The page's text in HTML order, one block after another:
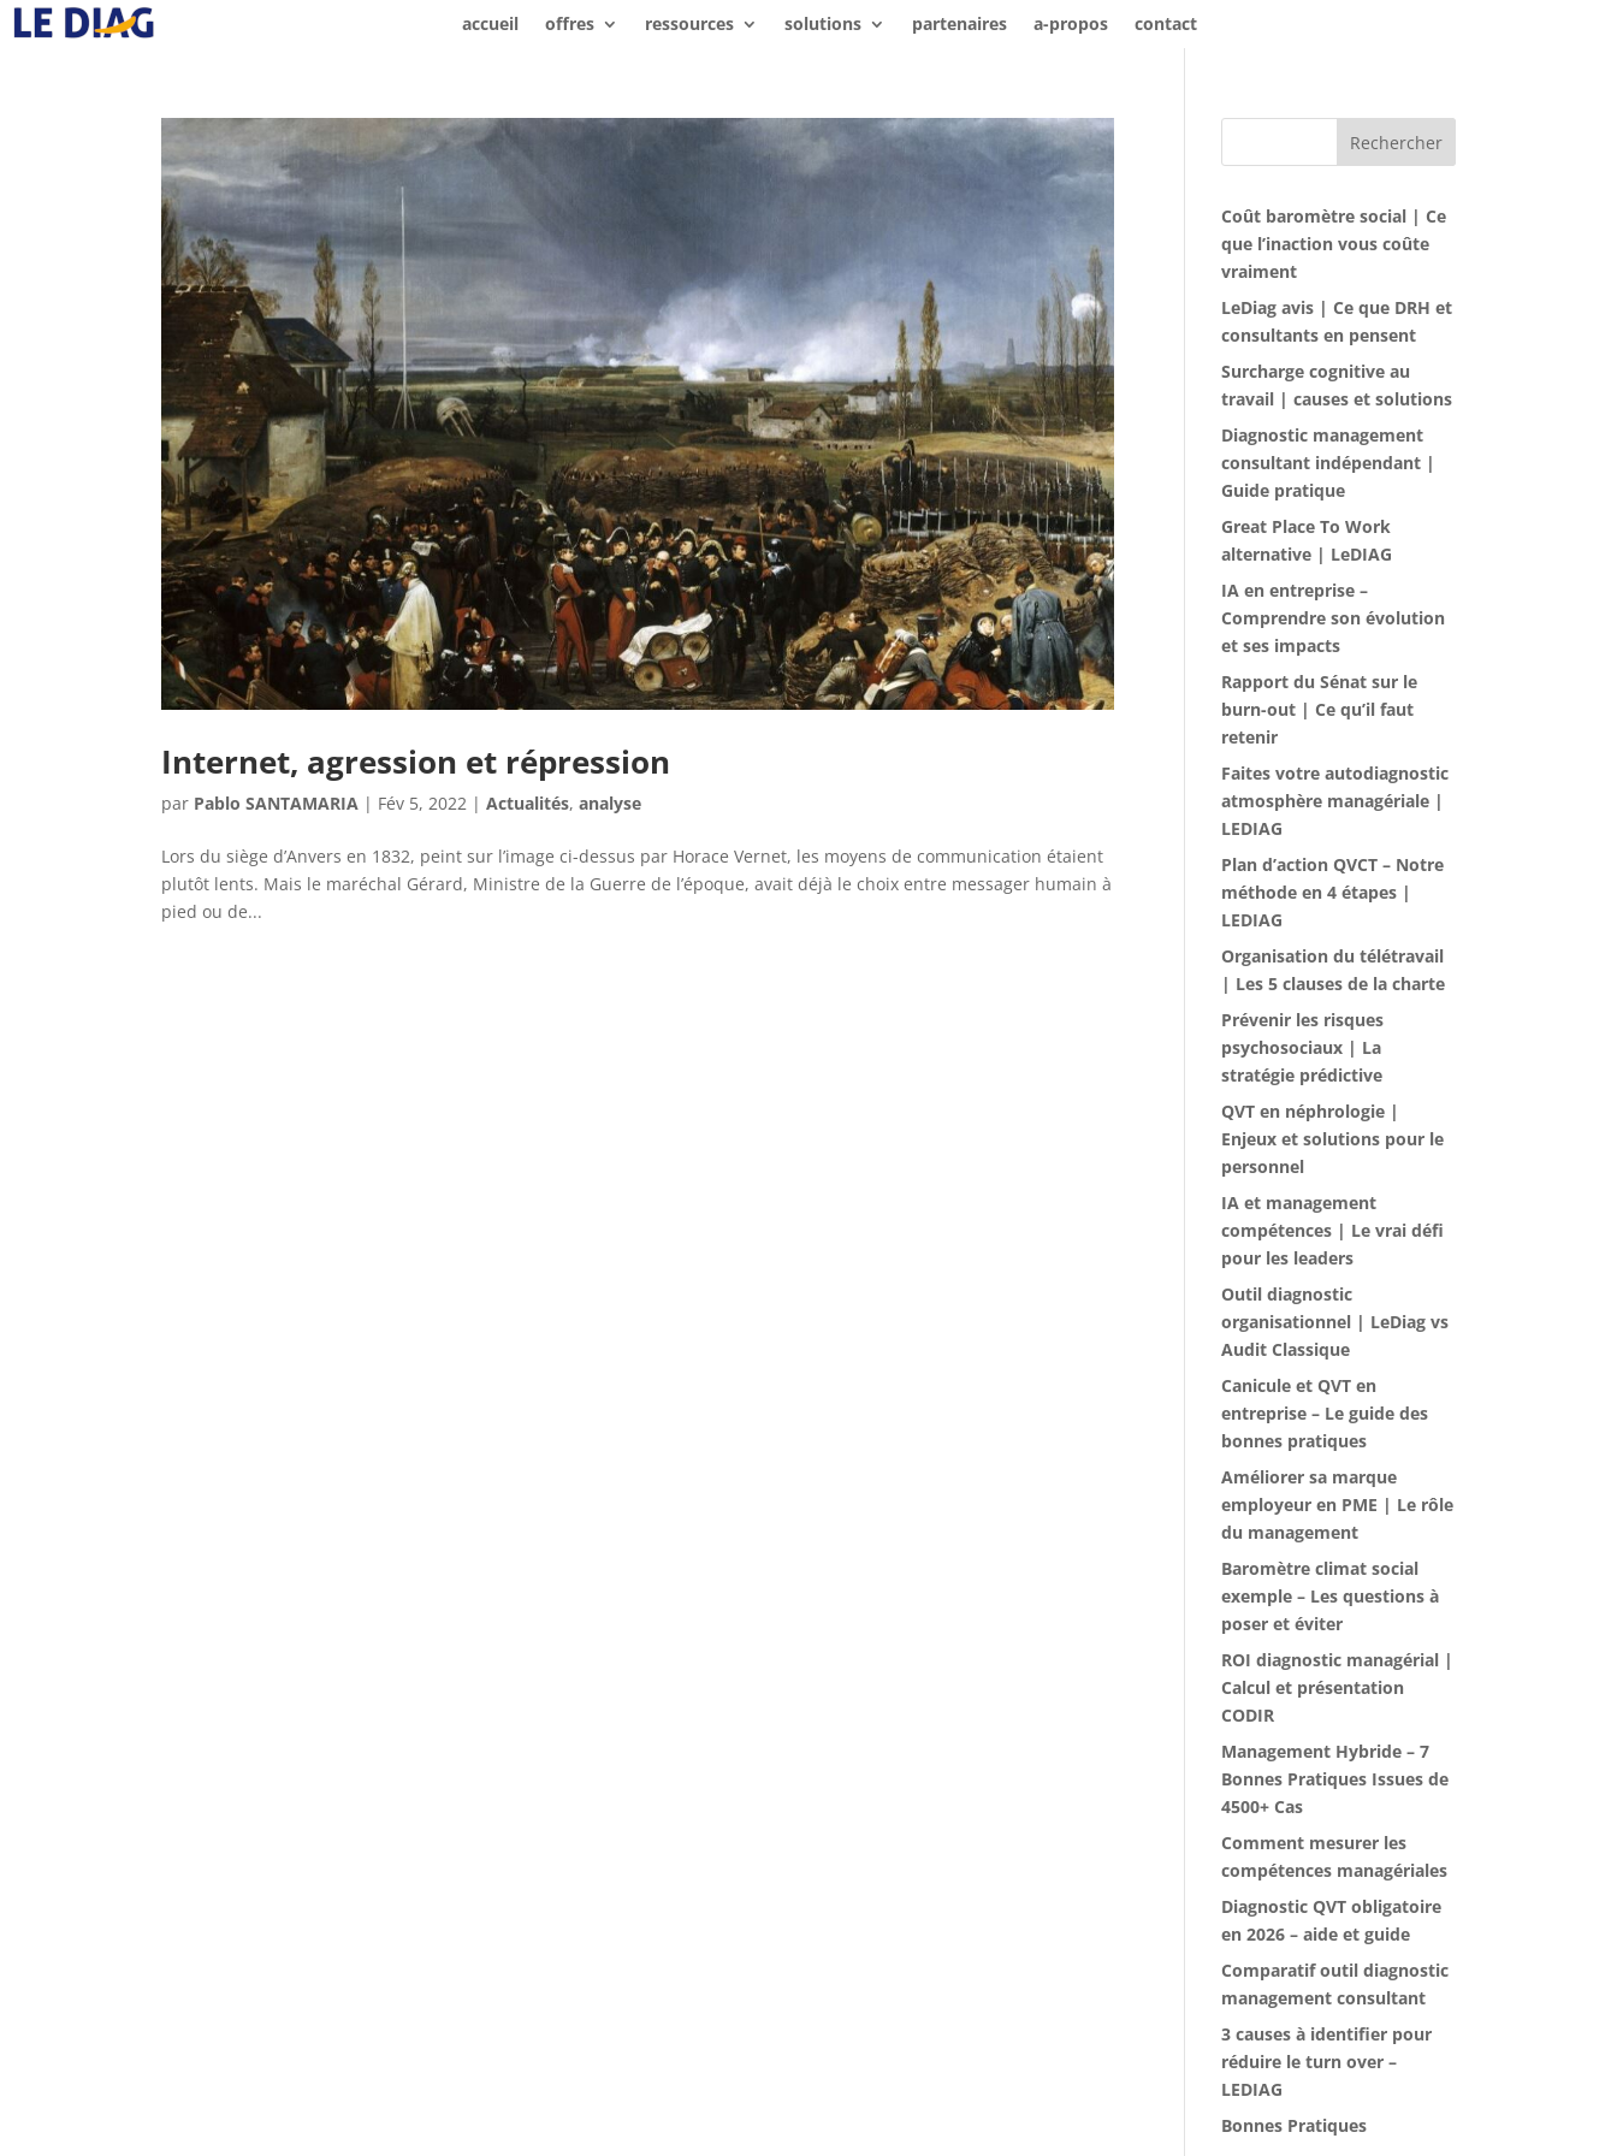
accueil offres ressources solutions partenaires a-propos contact
Internet, agression et répression
par Pablo SANTAMARIA | Fév 5, 2022 |Actualités,analyse
Lors du siège d’Anvers en 1832, peint sur l’image ci-dessus par Horace Vernet, les moyens de communication étaient
plutôt lents. Mais le maréchal Gérard, Ministre de la Guerre de l’époque, avait déjà le choix entre messager humain à
pied ou de...
Rechercher
Coût baromètre social | Ce
que l’inaction vous coûte
vraiment
LeDiag avis | Ce que DRH et
consultants en pensent
Surcharge cognitive au
travail | causes et solutions
Diagnostic management
consultant indépendant |
Guide pratique
Great Place To Work
alternative | LeDIAG
IA en entreprise –
Comprendre son évolution
et ses impacts
Rapport du Sénat sur le
burn-out | Ce qu’il faut
retenir
Faites votre autodiagnostic
atmosphère managériale |
LEDIAG
Plan d’action QVCT – Notre
méthode en 4 étapes |
LEDIAG
Organisation du télétravail
| Les 5 clauses de la charte
Prévenir les risques
psychosociaux | La
stratégie prédictive
QVT en néphrologie |
Enjeux et solutions pour le
personnel
IA et management
compétences | Le vrai défi
pour les leaders
Outil diagnostic
organisationnel | LeDiag vs
Audit Classique
Canicule et QVT en
entreprise – Le guide des
bonnes pratiques
Améliorer sa marque
employeur en PME | Le rôle
du management
Baromètre climat social
exemple – Les questions à
poser et éviter
ROI diagnostic managérial |
Calcul et présentation
CODIR
Management Hybride – 7
Bonnes Pratiques Issues de
4500+ Cas
Comment mesurer les
compétences managériales
Diagnostic QVT obligatoire
en 2026 – aide et guide
Comparatif outil diagnostic
management consultant
3 causes à identifier pour
réduire le turn over –
LEDIAG
Bonnes Pratiques